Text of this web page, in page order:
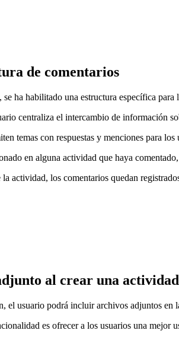
de comentarios
se ha habilitado una estructura específica
centraliza el intercambio de información
temas con respuestas y menciones para los
en alguna actividad que haya
la actividad, los comentarios quedan
al crear una actividad
el usuario podrá incluir archivos adjuntos en
es ofrecer a los usuarios una